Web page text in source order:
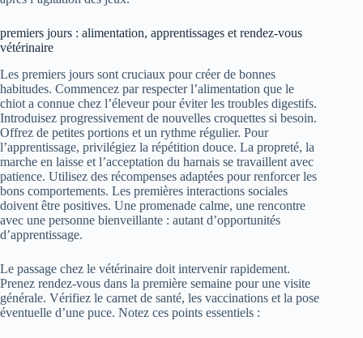
premiers jours : alimentation, apprentissages et rendez-vous
vétérinaire
Les premiers jours sont cruciaux pour créer de bonnes
habitudes. Commencez par respecter l’alimentation que le
chiot a connue chez l’éleveur pour éviter les troubles digestifs.
Introduisez progressivement de nouvelles croquettes si besoin.
Offrez de petites portions et un rythme régulier. Pour
l’apprentissage, privilégiez la répétition douce. La propreté, la
marche en laisse et l’acceptation du harnais se travaillent avec
patience. Utilisez des récompenses adaptées pour renforcer les
bons comportements. Les premières interactions sociales
doivent être positives. Une promenade calme, une rencontre
avec une personne bienveillante : autant d’opportunités
d’apprentissage.
Le passage chez le vétérinaire doit intervenir rapidement.
Prenez rendez-vous dans la première semaine pour une visite
générale. Vérifiez le carnet de santé, les vaccinations et la pose
éventuelle d’une puce. Notez ces points essentiels :